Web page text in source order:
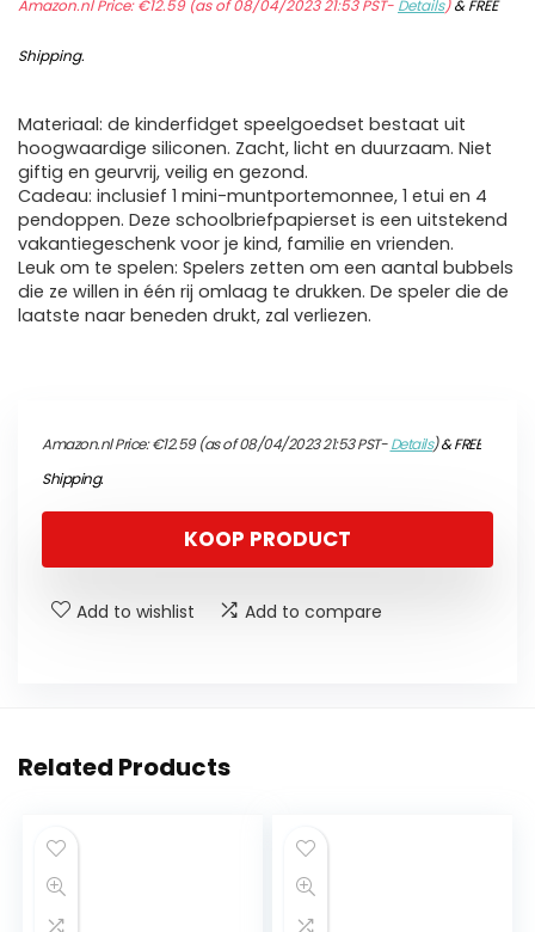
Amazon.nl Price:€12.59(as of 08/04/2023 21:53 PST- Details)&FREE
Shipping.
Materiaal: de kinderfidget speelgoedset bestaat uit
hoogwaardige siliconen. Zacht, licht en duurzaam. Niet
giftig en geurvrij, veilig en gezond.
Cadeau: inclusief 1 mini-muntportemonnee, 1 etui en 4
pendoppen. Deze schoolbriefpapierset is een uitstekend
vakantiegeschenk voor je kind, familie en vrienden.
Leuk om te spelen: Spelers zetten om een aantal bubbels
die ze willen in één rij omlaag te drukken. De speler die de
laatste naar beneden drukt, zal verliezen.
Amazon.nl Price:€12.59(as of 08/04/2023 21:53 PST-Details)&FREE
Shipping.
KOOP PRODUCT
Add to wishlist Add to compare
Related Products